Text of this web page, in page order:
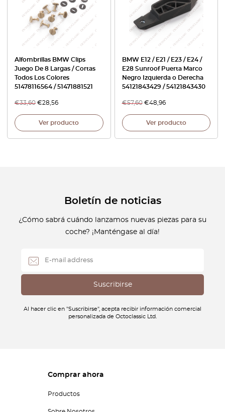
Alfombrillas BMW Clips
Juego De 8 Largas / Cortas
Todos Los Colores
51478116564 / 51471881521
€33,60 €28,56
Ver producto
BMW E12 / E21 / E23 / E24 /
E28 Sunroof Puerta Marco
Negro Izquierda o Derecha
54121843429 / 54121843430
€57,60 €48,96
Ver producto
Boletín de noticias
¿Cómo sabrá cuándo lanzamos nuevas piezas para su
coche? ¡Manténgase al día!
Al hacer clic en "Suscribirse", acepta recibir información comercial
personalizada de Octoclassic Ltd.
Comprar ahora
Productos